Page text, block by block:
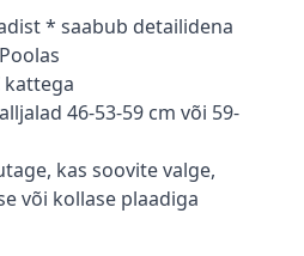
* saabub detailidena
kattega
46-53-59 cm või 59-
kas soovite valge,
või kollase plaadiga